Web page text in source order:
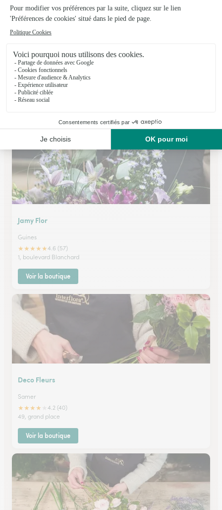
Floreal
Cassel
★★★★★4.8 (63)
28, grand place
Jamy Flor
Guines
★★★★★4.6 (57)
1, boulevard Blanchard
Voir la boutique
Deco Fleurs
Samer
★★★★
4.2 (40)
49, grand place
Voir la boutique